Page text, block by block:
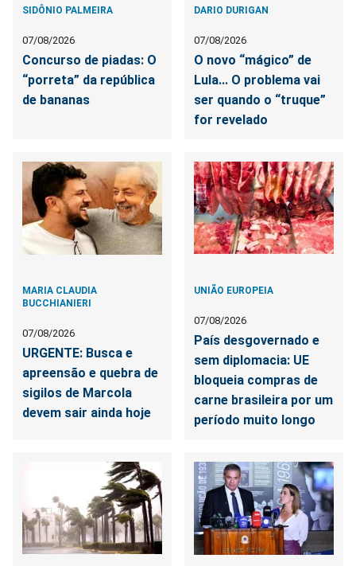
SIDÔNIO PALMEIRA
07/08/2026
Concurso de piadas: O
“porreta” da república
de bananas
DARIO DURIGAN
07/08/2026
O novo “mágico” de
Lula... O problema vai
ser quando o “truque”
for revelado
MARIA CLAUDIA
BUCCHIANIERI
07/08/2026
URGENTE: Busca e
apreensão e quebra de
sigilos de Marcola
devem sair ainda hoje
UNIÃO EUROPEIA
07/08/2026
País desgovernado e
sem diplomacia: UE
bloqueia compras de
carne brasileira por um
período muito longo